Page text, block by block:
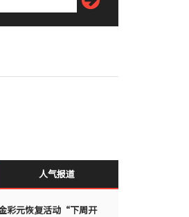
人气报道
金彩元恢复活动“下周开